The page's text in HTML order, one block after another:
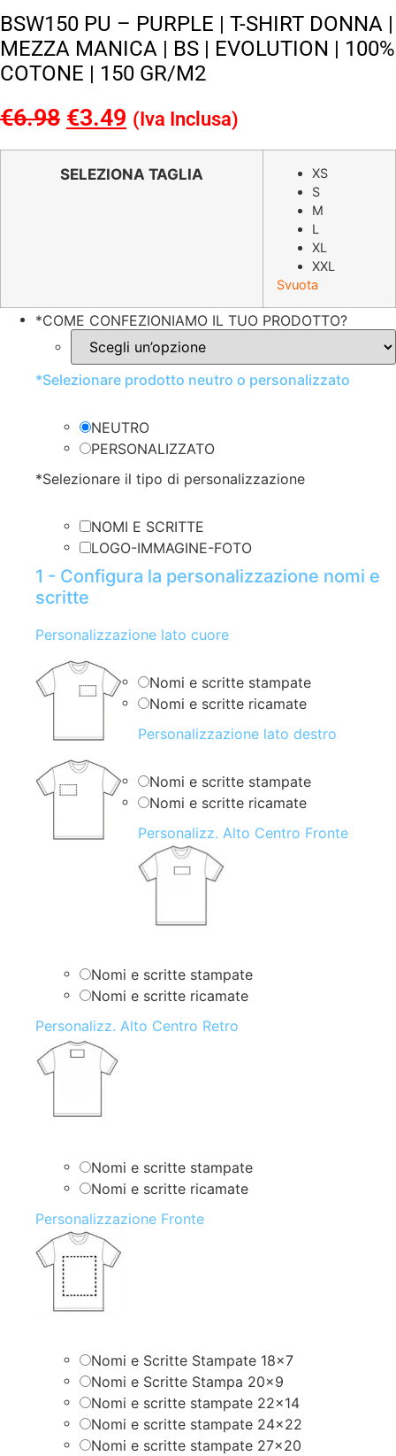
BSW150 PU – PURPLE | T-SHIRT DONNA |
MEZZA MANICA | BS | EVOLUTION | 100%
COTONE | 150 GR/M2
€6.98 Il
prezzo
originale
€3.49 Il
prezzo
attuale
(Iva Inclusa)
SELEZIONA TAGLIA
XS
S
M
L
XL
XXL
Svuota
*COME CONFEZIONIAMO IL TUO PRODOTTO?
*Selezionare prodotto neutro o personalizzato
NEUTRO
PERSONALIZZATO
*Selezionare il tipo di personalizzazione
NOMI E SCRITTE
LOGO-IMMAGINE-FOTO
1 - Configura la personalizzazione nomi e
scritte
Personalizzazione lato cuore
Nomi e scritte stampate
Nomi e scritte ricamate
Personalizzazione lato destro
Nomi e scritte stampate
Nomi e scritte ricamate
Personalizz. Alto Centro Fronte
Nomi e scritte stampate
Nomi e scritte ricamate
Personalizz. Alto Centro Retro
Nomi e scritte stampate
Nomi e scritte ricamate
Personalizzazione Fronte
Nomi e Scritte Stampate 18×7
Nomi e Scritte Stampa 20×9
Nomi e scritte stampate 22×14
Nomi e scritte stampate 24×22
Nomi e scritte stampate 27×20